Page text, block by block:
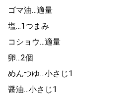
ゴマ油…適量
塩…1つまみ
コショウ…適量
卵…2個
めんつゆ…小さじ1
醤油…小さじ1